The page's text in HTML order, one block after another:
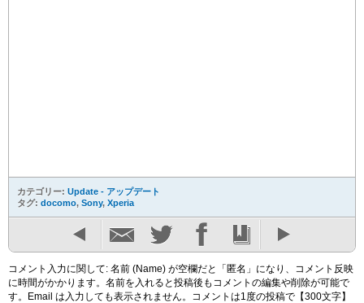
カテゴリー: Update - アップデート
タグ: docomo, Sony, Xperia
コメント入力に関して: 名前 (Name) が空欄だと「匿名」になり、コメント反映
に時間がかかります。名前を入れると投稿後もコメントの編集や削除が可能で
す。Email は入力しても表示されません。コメントは1度の投稿で【300文字】